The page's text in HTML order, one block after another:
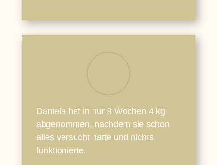
Daniela hat in nur 8 Wochen 4 kg
abgenommen, nachdem sie schon
alles versucht hatte und nichts
funktionierte.